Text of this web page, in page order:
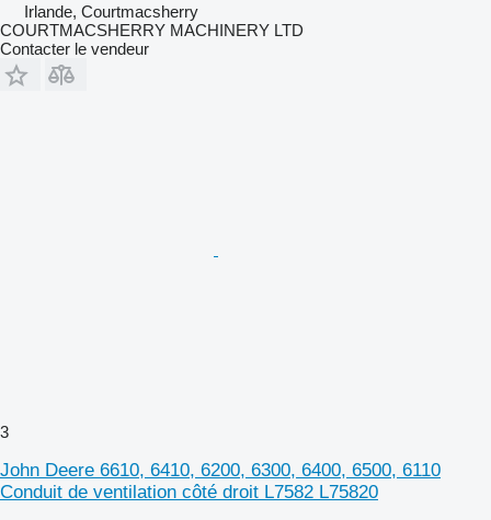
Irlande, Courtmacsherry
COURTMACSHERRY MACHINERY LTD
Contacter le vendeur
3
John Deere 6610, 6410, 6200, 6300, 6400, 6500, 6110
Conduit de ventilation côté droit L7582 L75820